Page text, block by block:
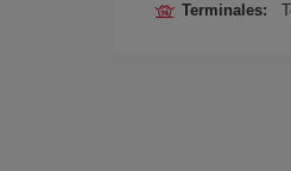
Terminales: